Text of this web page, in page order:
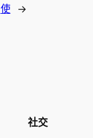
使
→
社交